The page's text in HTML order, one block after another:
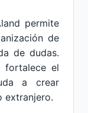
permite
de
de dudas.
fortalece el
a crear
extranjero.